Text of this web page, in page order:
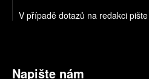
V případě dotazů na redakci
Napište nám